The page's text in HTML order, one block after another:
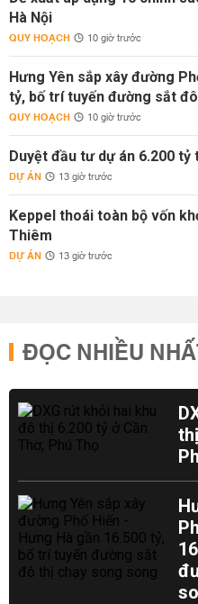
Hà Nội
QUY HOẠCH 10 giờ trước
Hưng Yên sắp xây đường
tỷ, bố trí tuyến đường sắt
QUY HOẠCH 10 giờ trước
Duyệt đầu tư dự án 6.200 tỷ
DỰ ÁN 13 giờ trước
Keppel thoái toàn bộ vốn
Thiêm
DỰ ÁN 13 giờ trước
ĐỌC NHIỀU